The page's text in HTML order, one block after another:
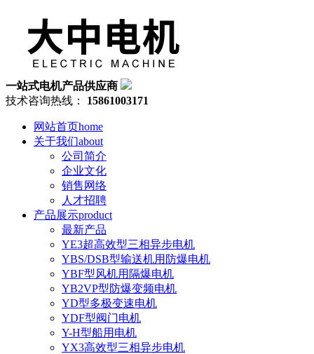
一站式电机产品供应商
技术咨询热线：
15861003171
网站首页home
关于我们about
公司简介
企业文化
销售网络
人才招聘
产品展示product
最新产品
YE3超高效型三相异步电机
YBS/DSB型输送机用防爆电机
YBF型风机用隔爆电机
YB2VP型防爆变频电机
YD型多极变速电机
YDF型阀门电机
Y-H型船用电机
YX3高效型三相异步电机